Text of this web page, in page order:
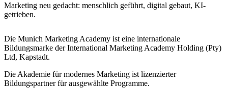
Marketing neu gedacht: menschlich geführt, digital gebaut, KI-
getrieben.
Die Munich Marketing Academy ist eine internationale
Bildungsmarke der International Marketing Academy Holding (Pty)
Ltd, Kapstadt.
Die Akademie für modernes Marketing ist lizenzierter
Bildungspartner für ausgewählte Programme.